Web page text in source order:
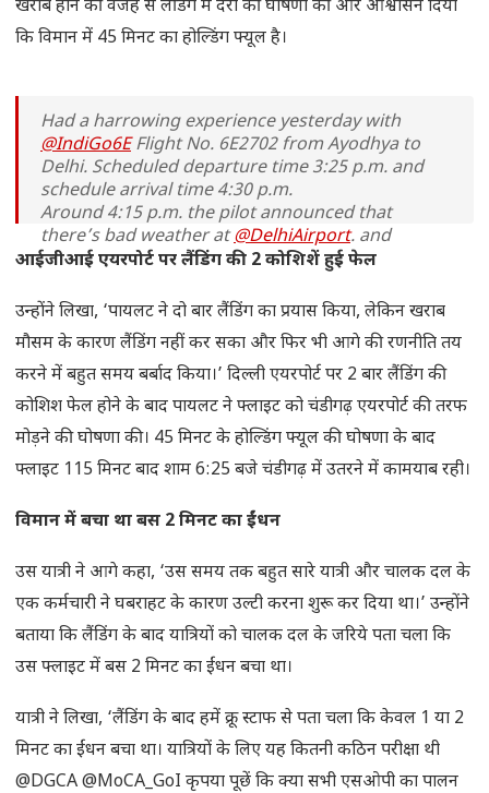
खराब होने की वजह से लैंडिंग में देरी की घोषणा की और आश्वासन दिया
कि विमान में 45 मिनट का होल्डिंग फ्यूल है।
Had a harrowing experience yesterday with
@IndiGo6EFlight No. 6E2702 from Ayodhya to
Delhi. Scheduled departure time 3:25 p.m. and
schedule arrival time 4:30 p.m.
Around 4:15 p.m. the pilot announced that
there’s bad weather at@DelhiAirport. and
assured that the plane has 45…
— Satish Kumar (@CopSatish499)April 14, 2024
आईजीआई एयरपोर्ट पर लैंडिंग की 2 कोशिशें हुई फेल
उन्होंने लिखा, ‘पायलट ने दो बार लैंडिंग का प्रयास किया, लेकिन खराब
मौसम के कारण लैंडिंग नहीं कर सका और फिर भी आगे की रणनीति तय
करने में बहुत समय बर्बाद किया।’ दिल्ली एयरपोर्ट पर 2 बार लैंडिंग की
कोशिश फेल होने के बाद पायलट ने फ्लाइट को चंडीगढ़ एयरपोर्ट की तरफ
मोड़ने की घोषणा की। 45 मिनट के होल्डिंग फ्यूल की घोषणा के बाद
फ्लाइट 115 मिनट बाद शाम 6:25 बजे चंडीगढ़ में उतरने में कामयाब रही।
विमान में बचा था बस 2 मिनट का ईंधन
उस यात्री ने आगे कहा, ‘उस समय तक बहुत सारे यात्री और चालक दल के
एक कर्मचारी ने घबराहट के कारण उल्टी करना शुरू कर दिया था।’ उन्होंने
बताया कि लैंडिंग के बाद यात्रियों को चालक दल के जरिये पता चला कि
उस फ्लाइट में बस 2 मिनट का ईंधन बचा था।
यात्री ने लिखा, ‘लैंडिंग के बाद हमें क्रू स्टाफ से पता चला कि केवल 1 या 2
मिनट का ईंधन बचा था। यात्रियों के लिए यह कितनी कठिन परीक्षा थी
@DGCA @MoCA_GoI कृपया पूछें कि क्या सभी एसओपी का पालन